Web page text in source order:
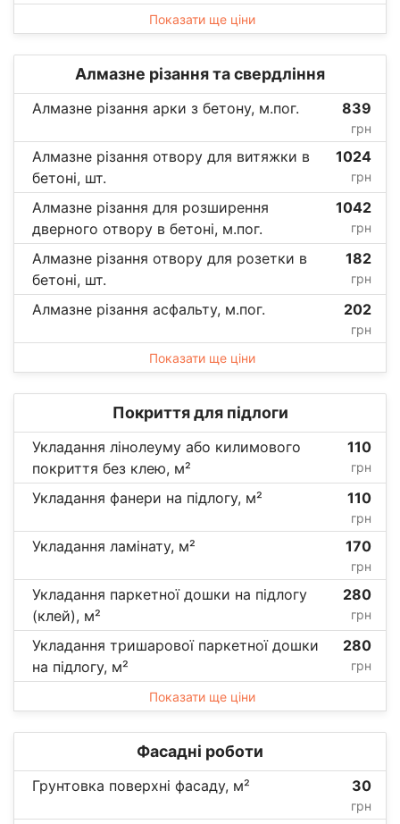
Показати ще ціни
Алмазне різання та свердління
Алмазне різання арки з бетону, м.пог. 839
грн
Алмазне різання отвору для витяжки в
бетоні, шт.
1024
грн
Алмазне різання для розширення
дверного отвору в бетоні, м.пог.
1042
грн
Алмазне різання отвору для розетки в
бетоні, шт.
182
грн
Алмазне різання асфальту, м.пог. 202
грн
Показати ще ціни
Покриття для підлоги
Укладання лінолеуму або килимового
покриття без клею, м²
110
грн
Укладання фанери на підлогу, м² 110
грн
Укладання ламінату, м² 170
грн
Укладання паркетної дошки на підлогу
(клей), м²
280
грн
Укладання тришарової паркетної дошки
на підлогу, м²
280
грн
Показати ще ціни
Фасадні роботи
Грунтовка поверхні фасаду, м² 30
грн